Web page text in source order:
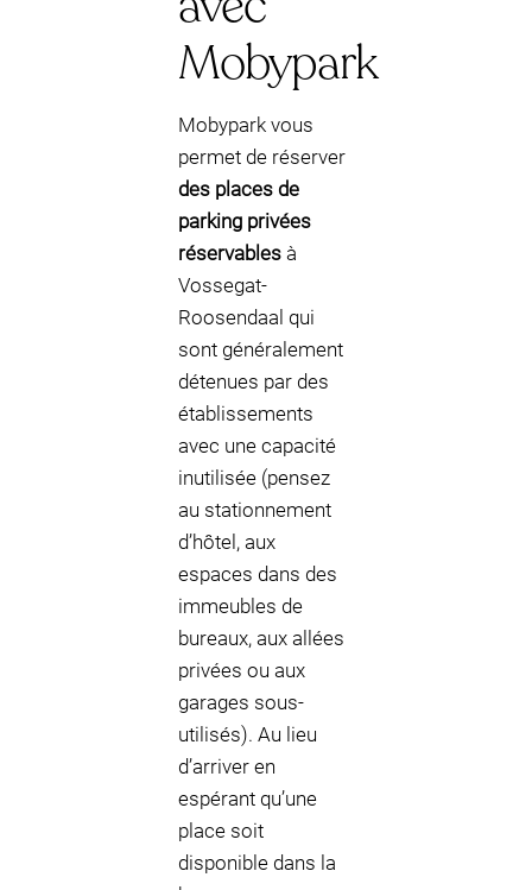
Mobypark
Mobypark vous
permet de réserver
des places de
parking privées
réservables à
Vossegat-
Roosendaal qui
sont généralement
détenues par des
établissements
avec une capacité
inutilisée (pensez
au stationnement
d’hôtel, aux
espaces dans des
immeubles de
bureaux, aux allées
privées ou aux
garages sous-
utilisés). Au lieu
d’arriver en
espérant qu’une
place soit
disponible dans la